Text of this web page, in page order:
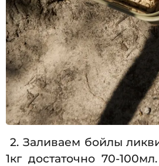
2. Заливаем бойлы
1кг достаточно 70-